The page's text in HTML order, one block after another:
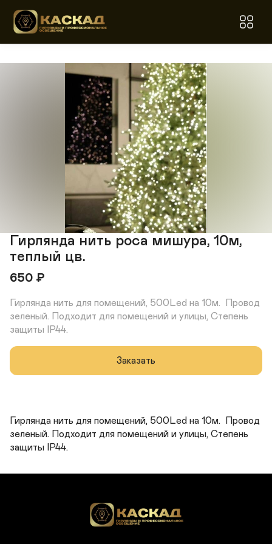
Гирлянда нить роса мишура, 10м,
теплый цв.
650 ₽
Гирлянда нить для помещений, 500Led на 10м.  Провод
зеленый. Подходит для помещений и улицы, Степень
защиты IP44.
Заказать
Гирлянда нить для помещений, 500Led на 10м.  Провод
зеленый. Подходит для помещений и улицы, Степень
защиты IP44.